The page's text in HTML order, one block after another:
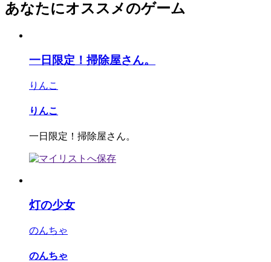
あなたにオススメのゲーム
一日限定！掃除屋さん。
りんこ
りんこ
一日限定！掃除屋さん。
灯の少女
のんちゃ
のんちゃ